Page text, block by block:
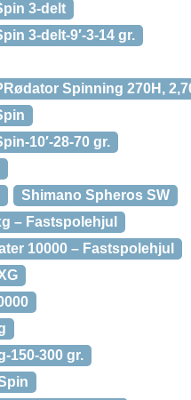
3-delt
3-delt-9′-3-14 gr.
Spinning 270H,
10′-28-70 gr.
Shimano Spheros SW
– Fastspolehjul
10000 – Fastspolehjul
150-300 gr.